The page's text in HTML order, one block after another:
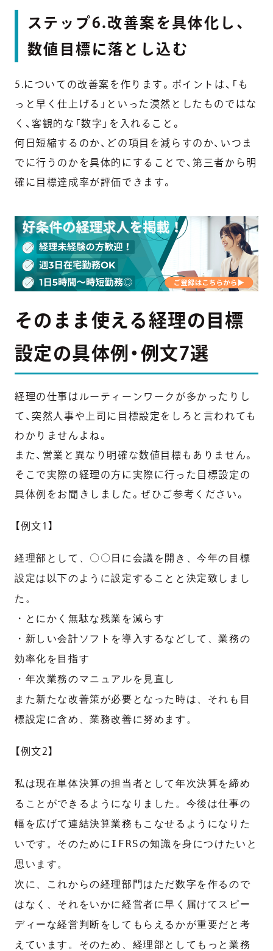
ステップ6.改善案を具体化し、
数値目標に落とし込む
5.についての改善案を作ります。ポイントは、「も
っと早く仕上げる」といった漠然としたものではな
く、客観的な「数字」を入れること。
何日短縮するのか、どの項目を減らすのか、いつま
でに行うのかを具体的にすることで、第三者から明
確に目標達成率が評価できます。
そのまま使える経理の目標
設定の具体例・例文7選
経理の仕事はルーティーンワークが多かったりし
て、突然人事や上司に目標設定をしろと言われても
わかりませんよね。
また、営業と異なり明確な数値目標もありません。
そこで実際の経理の方に実際に行った目標設定の
具体例をお聞きしました。ぜひご参考ください。
【例文1】
経理部として、〇〇日に会議を開き、今年の目標
設定は以下のように設定することと決定致しまし
た。
・とにかく無駄な残業を減らす
・新しい会計ソフトを導入するなどして、業務の
効率化を目指す
・年次業務のマニュアルを見直し
また新たな改善策が必要となった時は、それも目
標設定に含め、業務改善に努めます。
【例文2】
私は現在単体決算の担当者として年次決算を締め
ることができるようになりました。今後は仕事の
幅を広げて連結決算業務もこなせるようになりた
いです。そのためにIFRSの知識を身につけたいと
思います。
次に、これからの経理部門はただ数字を作るので
はなく、それをいかに経営者に早く届けてスピー
ディーな経営判断をしてもらえるかが重要だと考
えています。そのため、経理部としてもっと業務